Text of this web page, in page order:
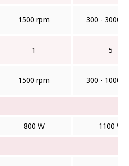
1500 rpm 300 - 3000
1 5
1500 rpm 300 - 1000
800 W 1100 W